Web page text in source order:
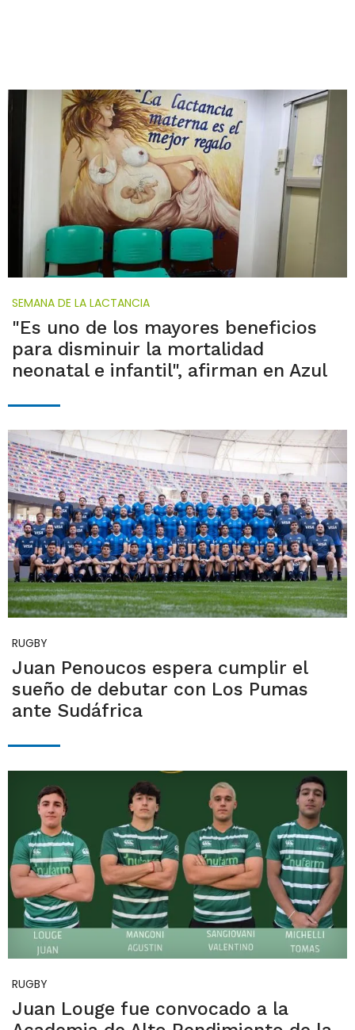
SEMANA DE LA LACTANCIA
"Es uno de los mayores beneficios
para disminuir la mortalidad
neonatal e infantil", afirman en Azul
RUGBY
Juan Penoucos espera cumplir el
sueño de debutar con Los Pumas
ante Sudáfrica
RUGBY
Juan Louge fue convocado a la